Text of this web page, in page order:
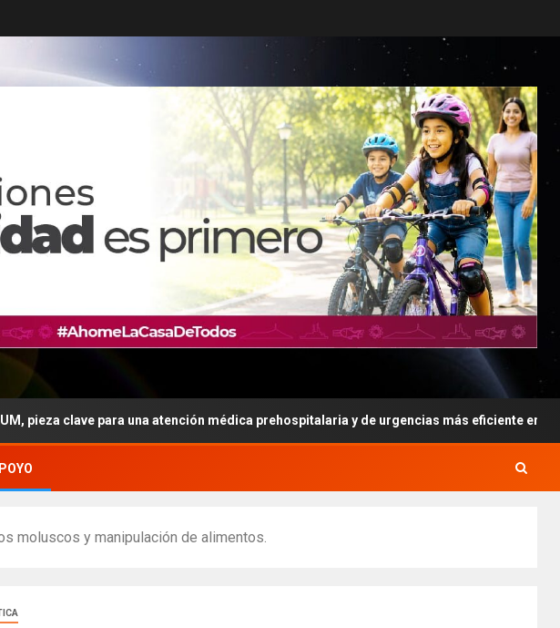
para una atención médica prehospitalaria y de urgencias más eficiente en Sinaloa
moluscos y manipulación de alimentos.